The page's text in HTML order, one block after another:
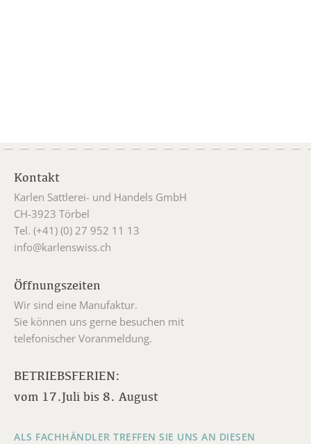
Kontakt
Karlen Sattlerei- und Handels GmbH
CH-3923 Törbel
Tel. (+41) (0) 27 952 11 13
info@karlenswiss.ch
Öffnungszeiten
Wir sind eine Manufaktur.
Sie können uns gerne besuchen mit
telefonischer Voranmeldung.
BETRIEBSFERIEN:
vom 17.Juli bis 8. August
ALS FACHHÄNDLER TREFFEN SIE UNS AN DIESEN